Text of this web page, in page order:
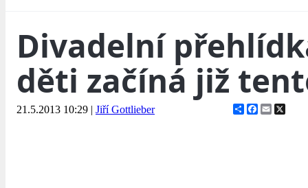
Divadelní
děti začíná již
21.5.2013 10:29 | Jiří Gottlieber ShareFacebook
Email